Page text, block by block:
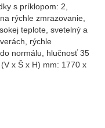
s príklopom: 2,
rýchle zmrazovanie,
teplote, svetelný a
rýchle
normálu, hlučnosť 35
x Š x H) mm: 1770 x